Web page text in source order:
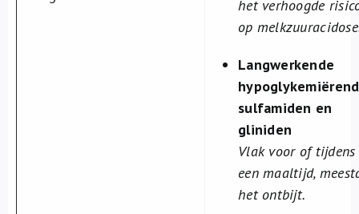
het verhoogde
op
Langwerkende
sulfamiden en
gliniden
Vlak voor of tijdens
een maaltijd,
het ontbijt.